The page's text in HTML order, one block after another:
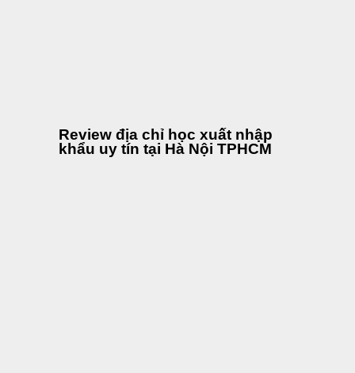
Review địa chỉ học xuất nhập
khẩu uy tín tại Hà Nội TPHCM